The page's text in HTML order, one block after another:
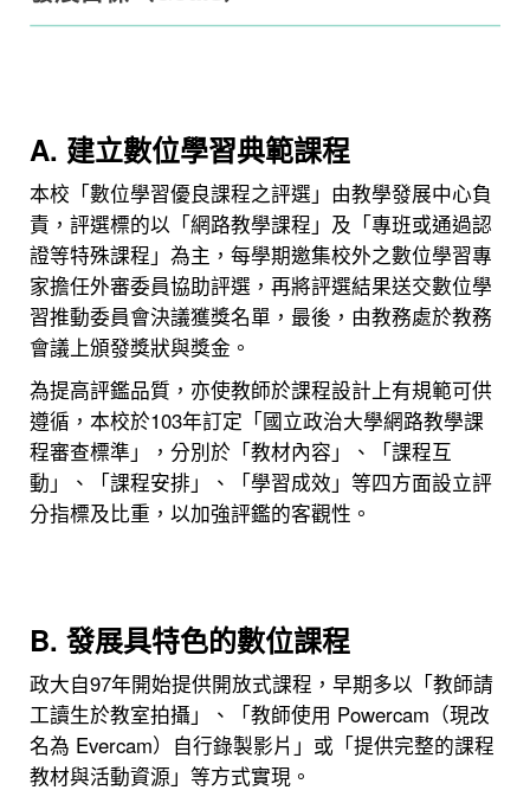
A. 建立數位學習典範課程
本校「數位學習優良課程之評選」由教學發展中心負
責，評選標的以「網路教學課程」及「專班或通過認
證等特殊課程」為主，每學期邀集校外之數位學習專
家擔任外審委員協助評選，再將評選結果送交數位學
習推動委員會決議獲獎名單，最後，由教務處於教務
會議上頒發獎狀與獎金。
為提高評鑑品質，亦使教師於課程設計上有規範可供
遵循，本校於103年訂定「國立政治大學網路教學課
程審查標準」，分別於「教材內容」、「課程互
動」、「課程安排」、「學習成效」等四方面設立評
分指標及比重，以加強評鑑的客觀性。
B. 發展具特色的數位課程
政大自97年開始提供開放式課程，早期多以「教師請
工讀生於教室拍攝」、「教師使用 Powercam（現改
名為 Evercam）自行錄製影片」或「提供完整的課程
教材與活動資源」等方式實現。